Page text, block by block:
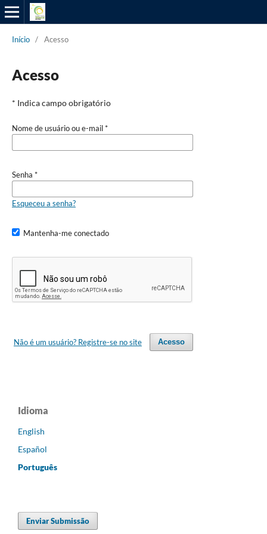
Início / Acesso
Acesso
* Indica campo obrigatório
Nome de usuário ou e-mail*
Senha *
Esqueceu a senha?
Mantenha-me conectado
Acesso
Não é um usuário? Registre-se no site
Idioma
English
Español
Português
Enviar Submissão